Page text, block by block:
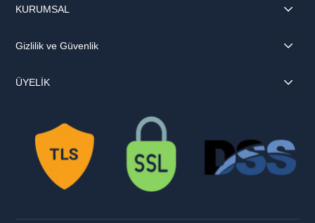
KURUMSAL
Gizlilik ve Güvenlik
ÜYELİK